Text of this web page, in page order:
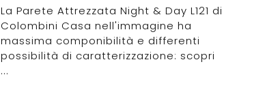
La Parete Attrezzata Night & Day L121 di
Colombini Casa nell'immagine ha
massima componibilità e differenti
possibilità di caratterizzazione: scopri
...